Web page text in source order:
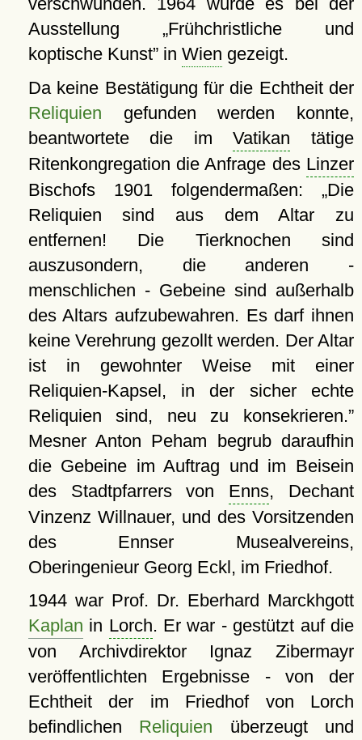
Ausstellung
Frühchristliche und
koptische Kunst in Wien gezeigt.
Da keine Bestätigung für die Echtheit der
Reliquien gefunden werden konnte,
beantwortete die imVatikan tätige
Ritenkongregation die Anfrage des Linzer
Bischofs 1901 folgendermaßen:
Die
Reliquien sind aus dem Altar zu
entfernen! Die Tierknochen sind
auszusondern, die anderen -
menschlichen - Gebeine sind außerhalb
des Altars aufzubewahren. Es darf ihnen
keine Verehrung gezollt werden. Der Altar
ist in gewohnter Weise mit einer
Reliquien-Kapsel, in der sicher echte
Reliquien sind, neu zu konsekrieren.
Mesner Anton Peham begrub daraufhin
die Gebeine im Auftrag und im Beisein
des Stadtpfarrers von Enns, Dechant
Vinzenz Willnauer, und des Vorsitzenden
des Ennser Musealvereins,
Oberingenieur Georg Eckl, im Friedhof.
1944 war Prof. Dr. Eberhard Marckhgott
Kaplan in Lorch. Er war - gestützt auf die
von Archivdirektor Ignaz Zibermayr
veröffentlichten Ergebnisse - von der
Echtheit der im Friedhof von Lorch
befindlichen Reliquien überzeugt und